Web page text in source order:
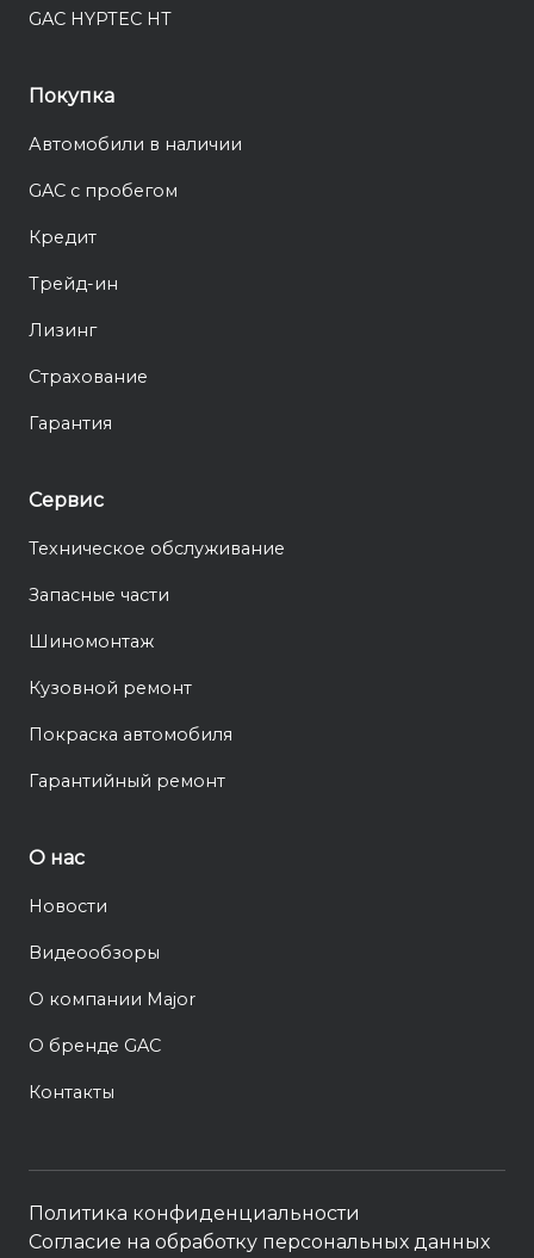
GAC HYPTEC HT
Покупка
Автомобили в наличии
GAC с пробегом
Кредит
Трейд-ин
Лизинг
Страхование
Гарантия
Сервис
Техническое обслуживание
Запасные части
Шиномонтаж
Кузовной ремонт
Покраска автомобиля
Гарантийный ремонт
О нас
Новости
Видеообзоры
О компании Major
О бренде GAC
Контакты
Политика конфиденциальности
Согласие на обработку персональных данных